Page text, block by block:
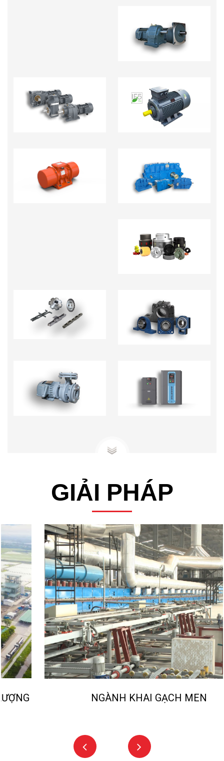
MOTOR GIẢM TỐC
MOTOR GIẢM TỐC
TẢI NẶNG R.S.K.F
ĐỘNG CƠ ĐIỆN
ĐỘNG CƠ RUNG
HỘP GIẢM TỐC CÔNG
NGHIỆP NẶNG
KHỚP NỐI TRỤC -
PHỤ KIỆN
NHÔNG XÍCH GỐI ĐỠ
BƠM TECO-BƠM ĐỊNH
LƯỢNG
BIẾN TẦN - BỘ CHỈNH
TỐC ĐỘ MOTOR
GIẢI PHÁP
NGÀNH KHAI GẠCH MEN